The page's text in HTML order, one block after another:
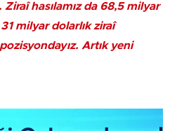
Ziraî hasılamız da 68,5 milyar
milyar dolarlık ziraî
Artık yeni